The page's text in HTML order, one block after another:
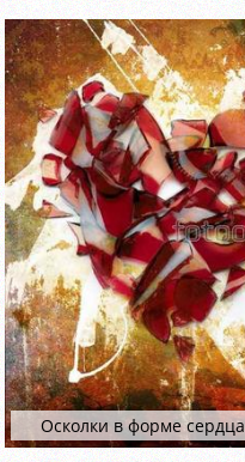
Осколки в форме сердца